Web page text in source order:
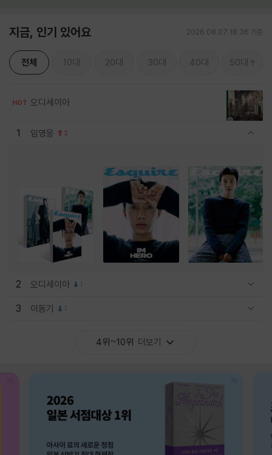
지금, 인기 있어요 2026.08.07 18:36 기준
전체 10대 20대 30대 40대 50대
HOT 오디세이아
1 임영웅 2
2 오디세이아 1
3 이동기 1
4위~10위 더보기